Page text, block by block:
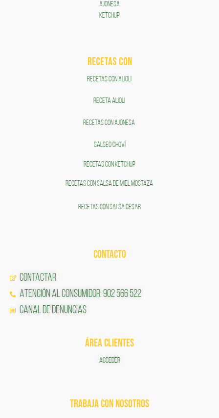
AJONESA
KETCHUP
RECETAS COn
RECETAS CON ALIOLI
RECETA ALIOLI
RECETAS CON AJONESA
SALSEO CHOVÍ
RECETAS CON KETCHUP
RECETAS CON SALSA DE MIEL MOSTAZA
RECETAS CON SALSA CÉSAR
CONTACTO
Contactar
Atención al Consumidor: 902 566 522
Canal de Denuncias
ÁREA CLIENTES
ACCEDER
TRABAJA CON NOSOTROS